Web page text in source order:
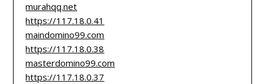
murahqq.net
https://117.18.0.41
maindomino99.com
https://117.18.0.38
masterdomino99.com
https://117.18.0.37